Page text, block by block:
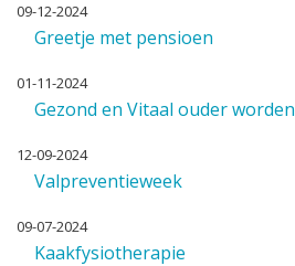
09-12-2024
Greetje met pensioen
01-11-2024
Gezond en Vitaal ouder worden
12-09-2024
Valpreventieweek
09-07-2024
Kaakfysiotherapie